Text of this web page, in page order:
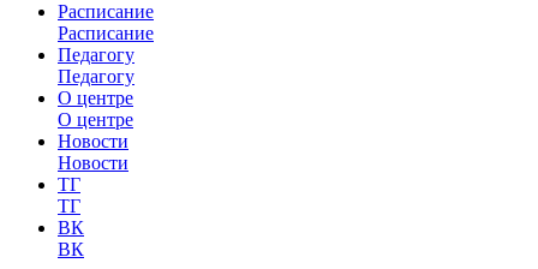
Расписание
Расписание
Педагогу
Педагогу
О центре
О центре
Новости
Новости
ТГ
ТГ
ВК
ВК